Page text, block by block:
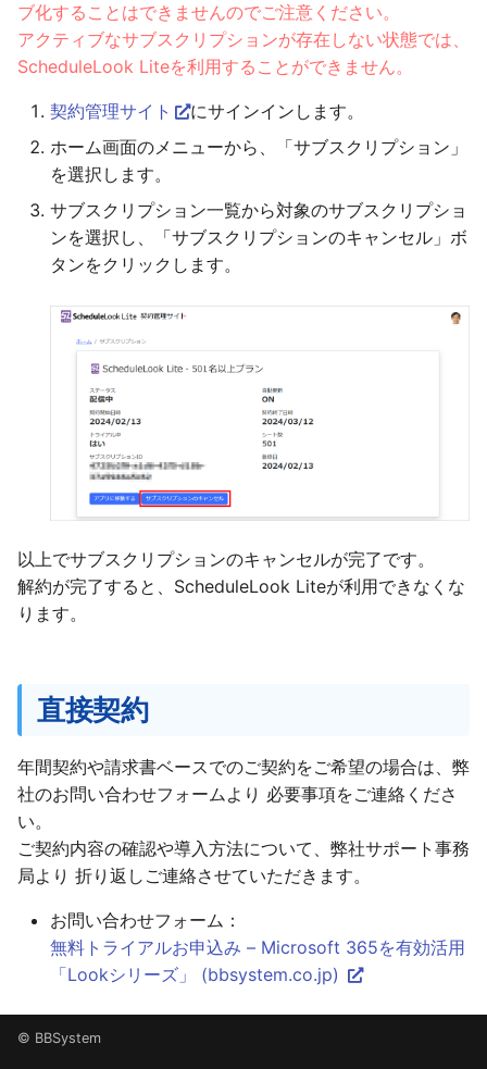
ブ化することはできませんのでご注意ください。
アクティブなサブスクリプションが存在しない状態では、
ScheduleLook Liteを利用することができません。
契約管理サイト
にサインインします。
ホーム画面のメニューから、「サブスクリプション」
を選択します。
サブスクリプション一覧から対象のサブスクリプショ
ンを選択し、「サブスクリプションのキャンセル」ボ
タンをクリックします。
以上でサブスクリプションのキャンセルが完了です。
解約が完了すると、ScheduleLook Liteが利用できなくな
ります。
直接契約
年間契約や請求書ベースでのご契約をご希望の場合は、弊
社のお問い合わせフォームより 必要事項をご連絡くださ
い。
ご契約内容の確認や導入方法について、弊社サポート事務
局より 折り返しご連絡させていただきます。
お問い合わせフォーム：
無料トライアルお申込み – Microsoft 365を有効活用
「Lookシリーズ」 (bbsystem.co.jp)
© BBSystem